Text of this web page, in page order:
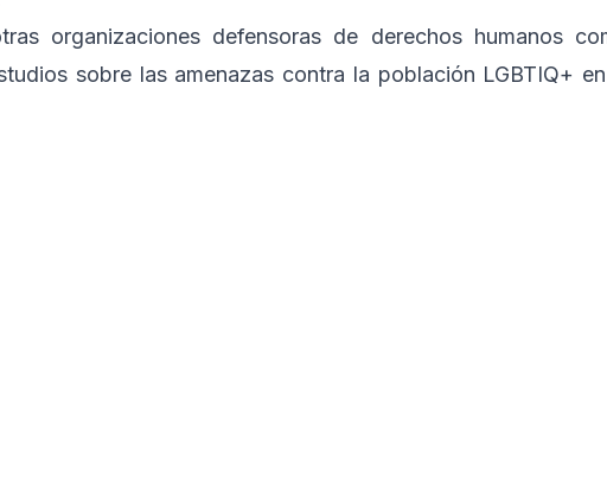
organizaciones defensoras de derechos humanos
sobre las amenazas contra la población LGBTIQ+